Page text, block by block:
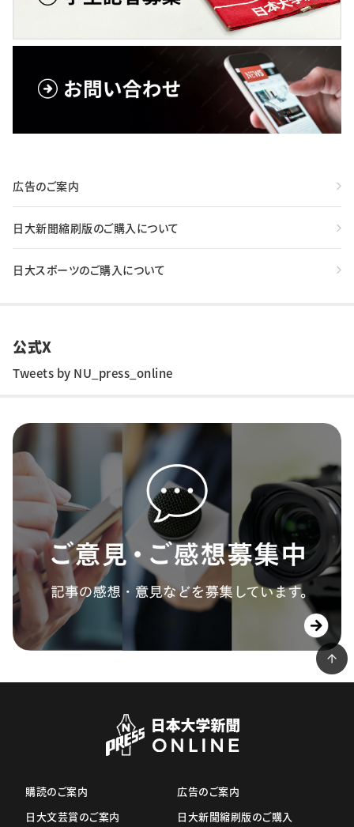
広告のご案内
日大新聞縮刷版のご購入について
日大スポーツのご購入について
公式X
Tweets by NU_press_online
購読のご案内
日大文芸賞のご案内
広告のご案内
日大新聞縮刷版のご購入